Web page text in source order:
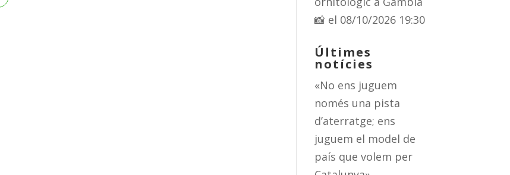
📸 el 08/10/2026 19:30
Últimes
notícies
«No ens juguem
només una pista
d’aterratge; ens
juguem el model de
país que volem per